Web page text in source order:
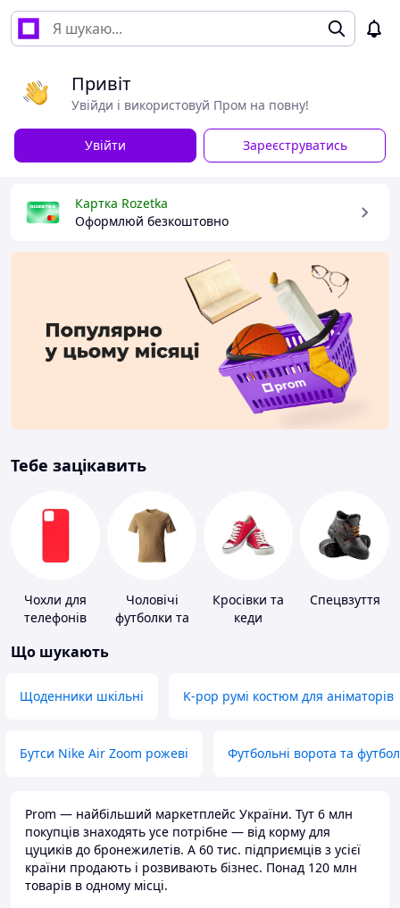
Привіт
Увійди і використовуй Пром на повну!
Увійти Зареєструватись
Картка Rozetka
Оформлюй безкоштовно
Тебе зацікавить
Чохли для
телефонів
Чоловічі
футболки та
Кросівки та
кеди
Спецвзуття
Що шукають
Щоденники шкільні K-pop румі костюм для аніматорів
Бутси Nike Air Zoom рожеві Футбольні ворота та
Prom — найбільший маркетплейс України. Тут 6 млн
покупців знаходять усе потрібне — від корму для
цуциків до бронежилетів. А 60 тис. підприємців з усієї
країни продають і розвивають бізнес. Понад 120 млн
товарів в одному місці.